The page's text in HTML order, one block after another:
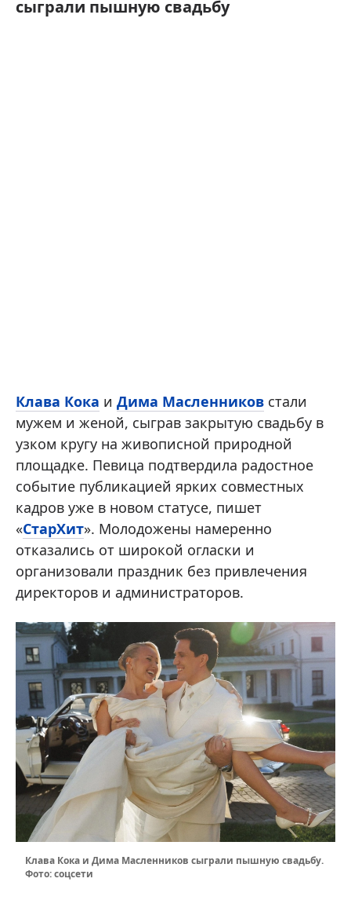
сыграли пышную свадьбу
Клава Кока и Дима Масленников стали
мужем и женой, сыграв закрытую свадьбу в
узком кругу на живописной природной
площадке. Певица подтвердила радостное
событие публикацией ярких совместных
кадров уже в новом статусе, пишет
«СтарХит». Молодожены намеренно
отказались от широкой огласки и
организовали праздник без привлечения
директоров и администраторов.
Клава Кока и Дима Масленников сыграли пышную свадьбу.
Фото: соцсети